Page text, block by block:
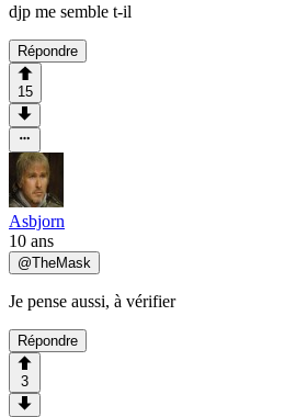
djp me semble t-il
Répondre
15
Asbjorn
10 ans
@TheMask
Je pense aussi, à vérifier
Répondre
3